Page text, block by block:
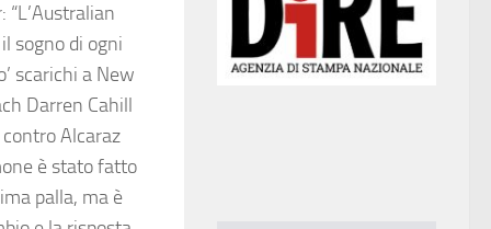
sogno di ogni
scarichi a New
Darren Cahill
Alcaraz
è stato fatto
palla, ma è